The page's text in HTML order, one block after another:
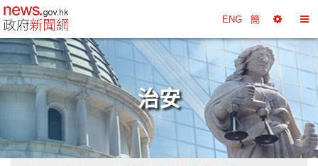
政府新聞網主頁 ENG 簡
擇
換
目
錄
治安